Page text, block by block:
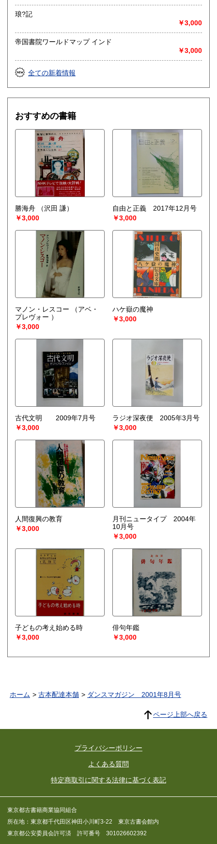
琅?記
￥3,000
帝国書院ワールドマップ インド
￥3,000
全ての新着情報
おすすめの書籍
勝海舟
（沢田 謙）
￥3,000
自由と正義 2017年12月号
￥3,000
マノン・レスコー
（アベ・
プレヴォー ）
￥3,000
ハケ嶽の魔神
￥3,000
古代文明 2009年7月号
￥3,000
ラジオ深夜便 2005年3月号
￥3,000
人間復興の教育
￥3,000
月刊ニュータイプ 2004年
10月号
￥3,000
子どもの考え始める時
￥3,000
俳句年鑑
￥3,000
ホーム 古本配達本舗 ダンスマガジン 2001年8月号
ページ上部へ戻る
プライバシーポリシー
よくある質問
特定商取引に関する法律に基づく表記
東京都古書籍商業協同組合
所在地：東京都千代田区神田小川町3-22 東京古書会館内
東京都公安委員会許可済 許可番号 301026602392